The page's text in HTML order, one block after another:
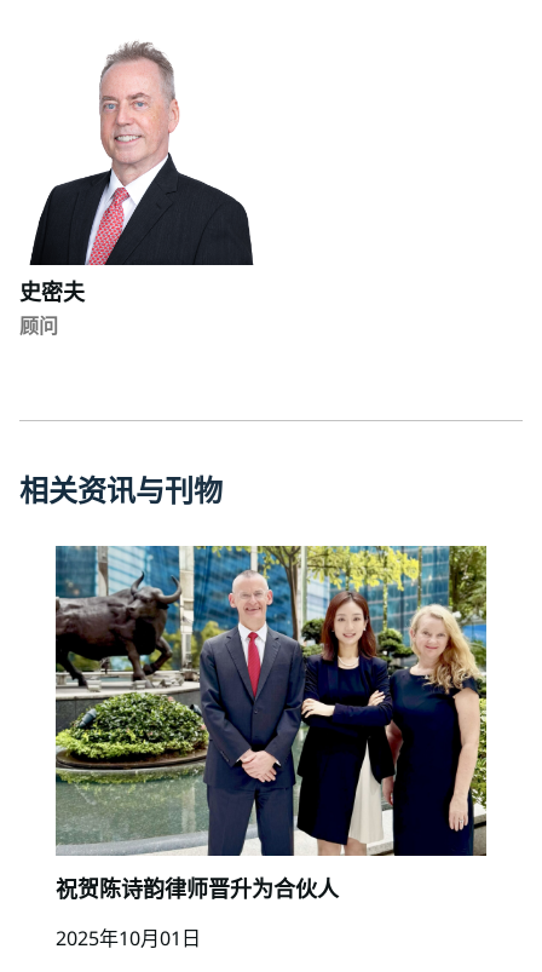
史密夫
顾问
相关资讯与刊物
祝贺陈诗韵律师晋升为合伙人
2025年10月01日